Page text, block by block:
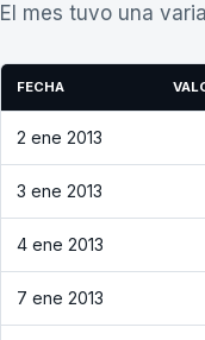
El mes tuvo una
FECHA
2 ene 2013
3 ene 2013
4 ene 2013
7 ene 2013